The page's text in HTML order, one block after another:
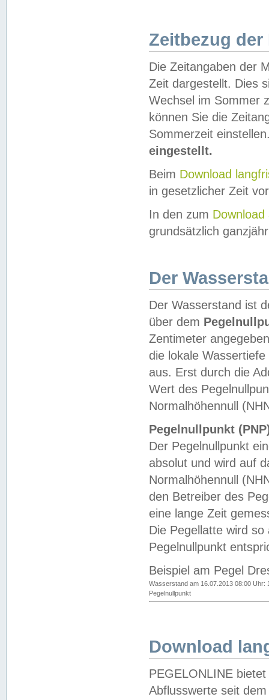
Zeitbezug der
Die Zeitangaben der
Zeit dargestellt. Dies
Wechsel im Sommer
können Sie die
Sommerzeit
eingestellt.
Beim Download
in gesetzlicher Zeit
In den zum Download
grundsätzlich
Der
Der Wasserstand ist
über dem
Zentimeter
die lokale
aus. Erst durch die
Wert des
Normalhöhennull
Pegelnullpunkt
Der Pegelnullpunkt
absolut und wird auf
Normalhöhennull
den Betreiber des
eine lange Zeit
Die Pegellatte wird
Pegelnullpunkt
Beispiel am Pegel
Wasserstand am 16.07.2013 08:00 Uhr:
Pegelnullpunkt
Download
PEGELONLINE
Abflusswerte seit